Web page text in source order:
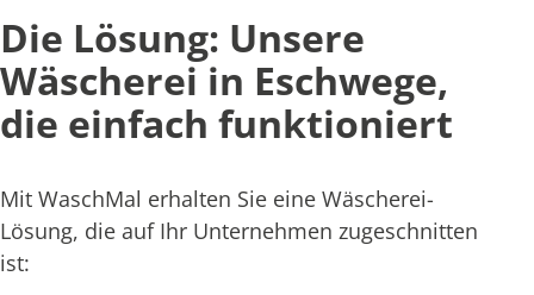
Die Lösung: Unsere
Wäscherei in Eschwege,
die einfach funktioniert
Mit WaschMal erhalten Sie eine Wäscherei-
Lösung, die auf Ihr Unternehmen zugeschnitten
ist: